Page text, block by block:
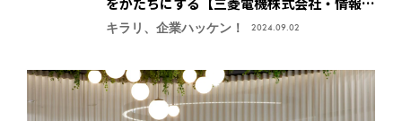
術総合研究所】
キラリ、企業ハッケン！ 2024.09.02